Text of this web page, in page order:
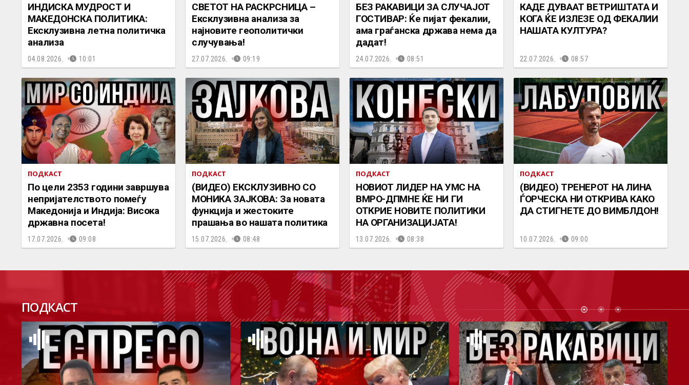
ИНДИСКА МУДРОСТ И
МАКЕДОНСКА ПОЛИТИКА:
Ексклузивна летна политичка
анализа
04.08.2026. 10:01
СВЕТОТ НА РАСКРСНИЦА –
Ексклузивна анализа за
најновите геополитички
случувања!
27.07.2026. 09:19
БЕЗ РАКАВИЦИ ЗА СЛУЧАЈОТ
ГОСТИВАР: Ќе пијат фекалии,
ама граѓанска држава нема да
дадат!
24.07.2026. 08:51
КАДЕ ДУВААТ ВЕТРИШТАТА И
КОГА ЌЕ ИЗЛЕЗЕ ОД ФЕКАЛИИ
НАШАТА КУЛТУРА?
22.07.2026. 08:57
ПОДКАСТ
По цели 2353 години завршува
непријателството помеѓу
Македонија и Индија: Висока
државна посета!
17.07.2026. 09:08
ПОДКАСТ
(ВИДЕО) ЕКСКЛУЗИВНО СО
МОНИКА ЗАЈКОВА: За новата
функција и жестоките
прашања во нашата политика
15.07.2026. 08:48
ПОДКАСТ
НОВИОТ ЛИДЕР НА УМС НА
ВМРО-ДПМНЕ ЌЕ НИ ГИ
ОТКРИЕ НОВИТЕ ПОЛИТИКИ
НА ОРГАНИЗАЦИЈАТА!
13.07.2026. 08:38
ПОДКАСТ
(ВИДЕО) ТРЕНЕРОТ НА ЛИНА
ЃОРЧЕСКА НИ ОТКРИВА КАКО
ДА СТИГНЕТЕ ДО ВИМБЛДОН!
10.07.2026. 09:00
ПОДКАСТ ПОДКАСТ